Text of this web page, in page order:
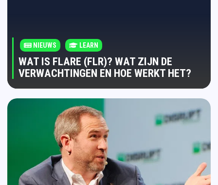
NIEUWS LEARN
WAT IS FLARE (FLR)? WAT ZIJN DE
VERWACHTINGEN EN HOE WERKT HET?